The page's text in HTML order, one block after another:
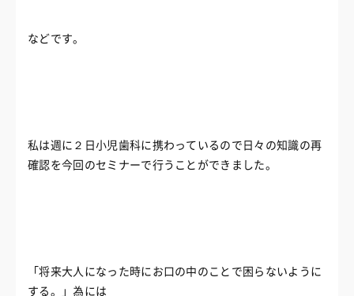
などです。
私は週に２日小児歯科に携わっているので日々の知識の再
確認を今回のセミナーで行うことができました。
「将来大人になった時にお口の中のことで困らないように
する。」為には